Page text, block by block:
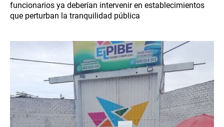
funcionarios ya deberían intervenir en establecimientos
que perturban la tranquilidad pública